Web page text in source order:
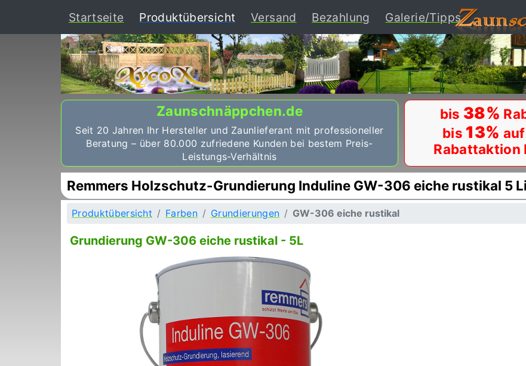
Startseite Produktübersicht (current)
Versand Bezahlung Galerie/Tipps
Zaunschnäppchen.de
Seit 20 Jahren Ihr Hersteller und Zaunlieferant mit professioneller
Beratung – über 80.000 zufriedene Kunden bei bestem Preis-
Leistungs-Verhältnis
bis 38%
bis 13%
Rabattaktion
Remmers Holzschutz-Grundierung Induline GW-306 eiche rustikal 5
Produktübersicht Farben Grundierungen GW-306 eiche rustikal
Grundierung GW-306 eiche rustikal - 5L